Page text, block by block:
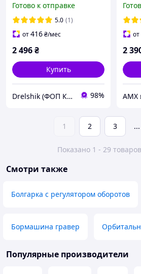
ИНСТРУМЕНТ)
KRAISSMANN 150 SGW
12V/236 (В КОМПЛЕКТЕ 2
ГРАВЕРА)
Готово к отправке
5.0 (1)
от416₴/мес
2 496₴
Купить
Drelshik (ФОП Ковалев Евгений ) 98%
от
2
1 2 3 ...
Показано 1 - 29
Смотри также
Болгарка с регулятором оборотов
Бормашина гравер
Популярные производители